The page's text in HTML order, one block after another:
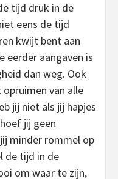
tijd druk in de
eens de tijd
kwijt bent aan
eerder aangaven is
dan weg. Ook
van alle
jij niet als jij hapjes
jij geen
minder rommel op
de tijd in de
om waar te zijn,